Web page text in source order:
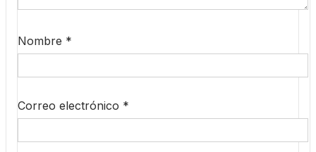
Nombre *
Correo electrónico *